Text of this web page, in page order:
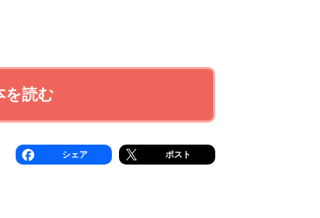
を読む
シェア ポスト